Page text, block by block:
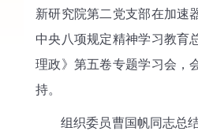
新研究院第二党支部在加速
中央八项规定精神学习教育
理政》第五卷专题学习会，
持。
组织委员曹国帆同志总结